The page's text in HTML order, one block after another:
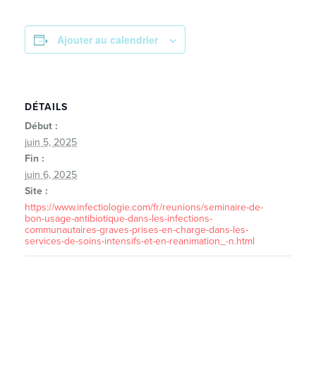
Ajouter au calendrier
DÉTAILS
Début :
juin 5, 2025
Fin :
juin 6, 2025
Site :
https://www.infectiologie.com/fr/reunions/seminaire-de-
bon-usage-antibiotique-dans-les-infections-
communautaires-graves-prises-en-charge-dans-les-
services-de-soins-intensifs-et-en-reanimation_-n.html